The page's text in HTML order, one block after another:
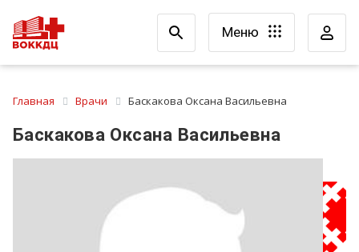
Меню
Главная Врачи Баскакова Оксана Васильевна
Баскакова Оксана Васильевна